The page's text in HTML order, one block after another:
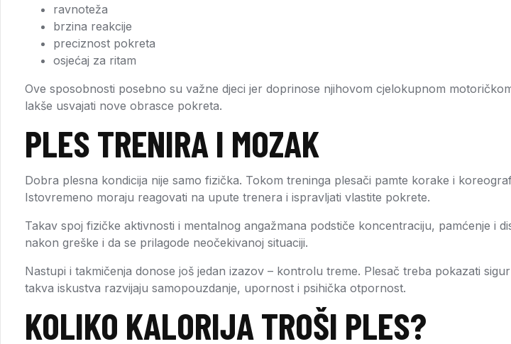
ravnoteža
brzina reakcije
preciznost pokreta
osjećaj za ritam
Ove sposobnosti posebno su važne djeci jer doprinose njihovom cjelokupnom
lakše usvajati nove obrasce pokreta.
PLES TRENIRA I MOZAK
Dobra plesna kondicija nije samo fizička. Tokom treninga plesači pamte korake i
Istovremeno moraju reagovati na upute trenera i ispravljati vlastite pokrete.
Takav spoj fizičke aktivnosti i mentalnog angažmana podstiče koncentraciju, pamćenje i
nakon greške i da se prilagode neočekivanoj situaciji.
Nastupi i takmičenja donose još jedan izazov – kontrolu treme. Plesač treba pokazati
takva iskustva razvijaju samopouzdanje, upornost i psihička otpornost.
KOLIKO KALORIJA TROŠI PLES?